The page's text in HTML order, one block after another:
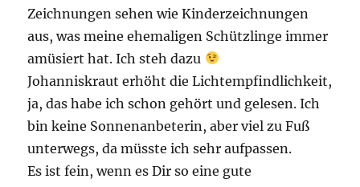
Zeichnungen sehen wie Kinderzeichnungen
aus, was meine ehemaligen Schützlinge immer
amüsiert hat. Ich steh dazu
Johanniskraut erhöht die Lichtempfindlichkeit,
ja, das habe ich schon gehört und gelesen. Ich
bin keine Sonnenanbeterin, aber viel zu Fuß
unterwegs, da müsste ich sehr aufpassen.
Es ist fein, wenn es Dir so eine gute